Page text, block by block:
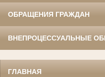
ОБРАЩЕНИЯ ГРАЖДАН
ВНЕПРОЦЕССУАЛЬНЫЕ
ГЛАВНАЯ